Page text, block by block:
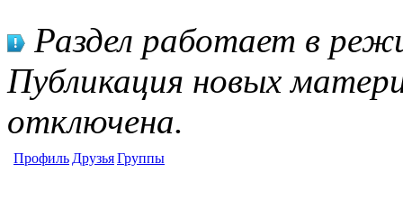
Раздел работает в
Публикация новых
отключена.
Профиль ДрузьяГруппы